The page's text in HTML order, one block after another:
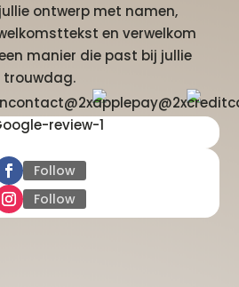
ontwerp met namen,
en verwelkom
manier die past bij jullie
trouwdag.
Follow
Follow